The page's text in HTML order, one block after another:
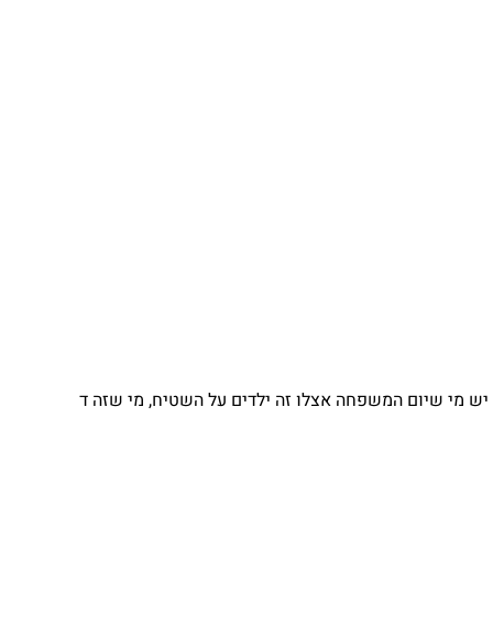
יש מי שיום המשפחה אצלו זה ילדים על השטיח, מי שזה ד